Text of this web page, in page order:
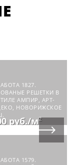
1827.
РЕШЕТКИ В
АМПИР, АРТ-
НОВОРИЖСКОЕ
руб./м²
1579.